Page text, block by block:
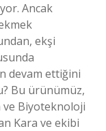
Ancak
ekşi
devam ettiğini
Bu ürünümüz,
ve Biyoteknoloji
Kara ve ekibi